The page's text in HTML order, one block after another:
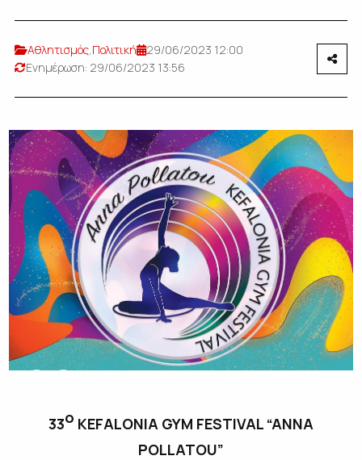
Αθλητισμός,Πολιτική
29/06/2023 12:00
Ενημέρωση: 29/06/2023 13:56
33ο KEFALONIA GYM FESTIVAL “ANNA
POLLATOU”